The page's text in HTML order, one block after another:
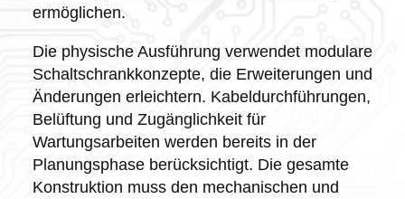
ermöglichen.
Die physische Ausführung verwendet modulare
Schaltschrankkonzepte, die Erweiterungen und
Änderungen erleichtern. Kabeldurchführungen,
Belüftung und Zugänglichkeit für
Wartungsarbeiten werden bereits in der
Planungsphase berücksichtigt. Die gesamte
Konstruktion muss den mechanischen und